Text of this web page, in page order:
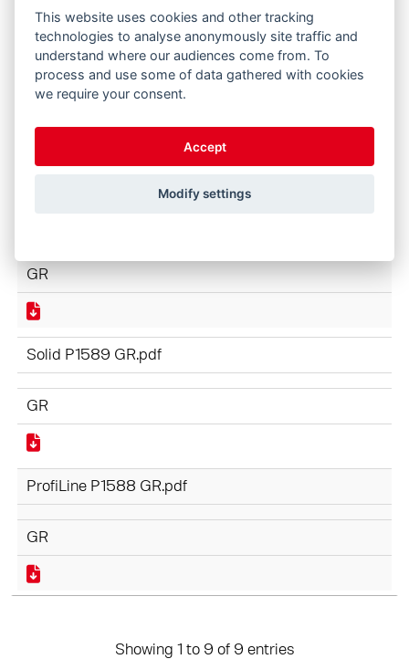
GR
Image Η εταιρεία P1592 GR.pdf
GR
Solid P1589 GR.pdf
GR
ProfiLine P1588 GR.pdf
GR
Showing 1 to 9 of 9 entries
This website uses cookies and other tracking
technologies to analyse anonymously site traffic and
understand where our audiences come from. To
process and use some of data gathered with cookies
we require your consent.
Accept
Modify settings